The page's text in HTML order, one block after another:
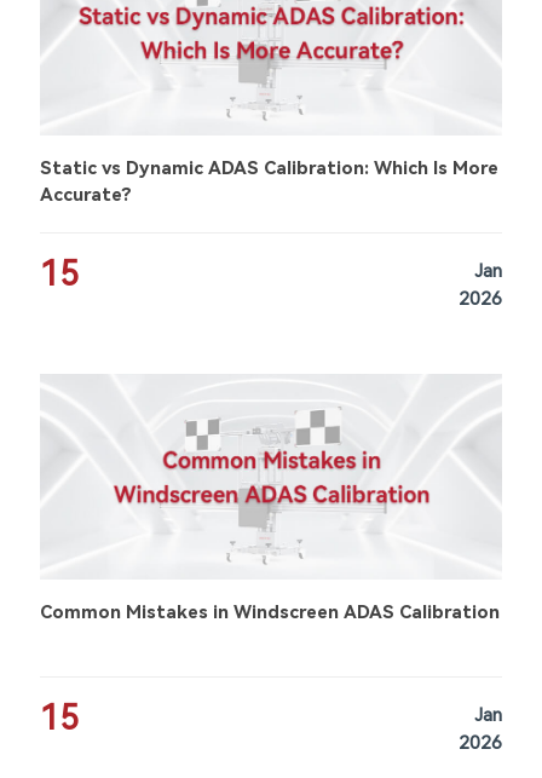
Static vs Dynamic ADAS Calibration: Which Is More
Accurate?
15
Jan
2026
Common Mistakes in Windscreen ADAS Calibration
15
Jan
2026